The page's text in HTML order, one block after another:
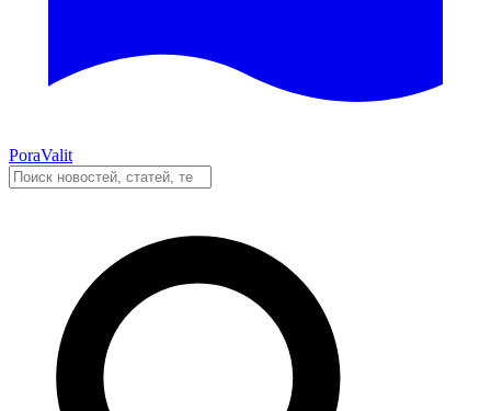
PoraValit